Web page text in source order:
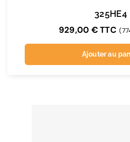
325HE4
929,00 €TTC
Ajouter au